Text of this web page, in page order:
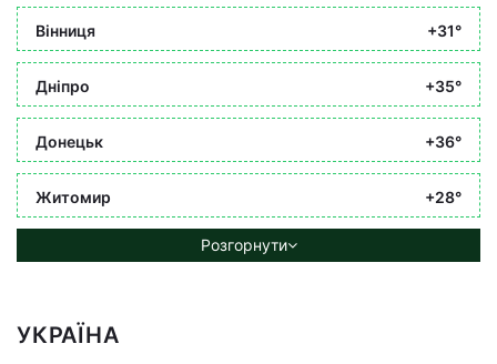
Вінниця +31°
Дніпро +35°
Донецьк +36°
Житомир +28°
Розгорнути
УКРАЇНА